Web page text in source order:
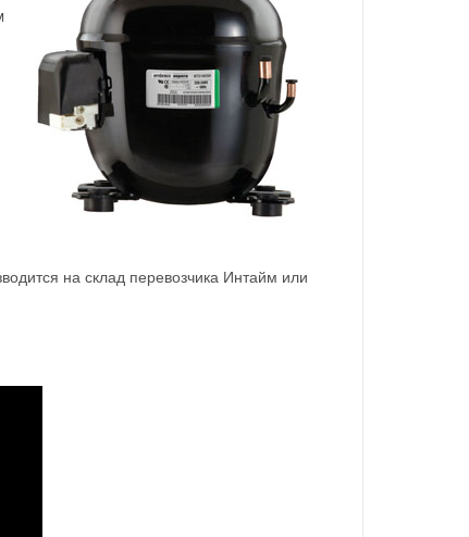
на склад перевозчика Интайм или